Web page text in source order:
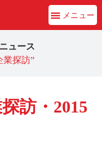
メニュー
ュース
業探訪”
訪・2015